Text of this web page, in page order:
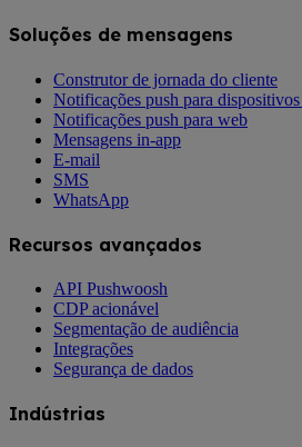
Soluções de mensagens
Construtor de jornada do cliente
Notificações push para
Notificações push para web
Mensagens in-app
E-mail
SMS
WhatsApp
Recursos avançados
API Pushwoosh
CDP acionável
Segmentação de audiência
Integrações
Segurança de dados
Indústrias